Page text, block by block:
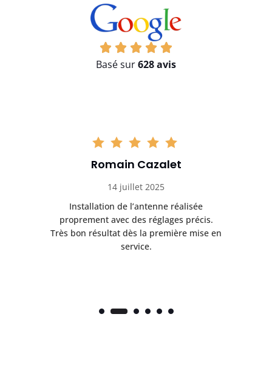
Basé sur628 avis
Romain Cazalet
14 juillet 2025
Installation de l’antenne réalisée
proprement avec des réglages précis.
Très bon résultat dès la première mise en
service.